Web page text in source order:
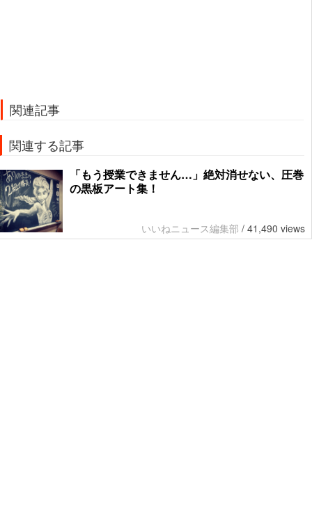
関連記事
関連する記事
「もう授業できません…」絶対消せない、圧巻
の黒板アート集！
いいねニュース編集部 / 41,490 views